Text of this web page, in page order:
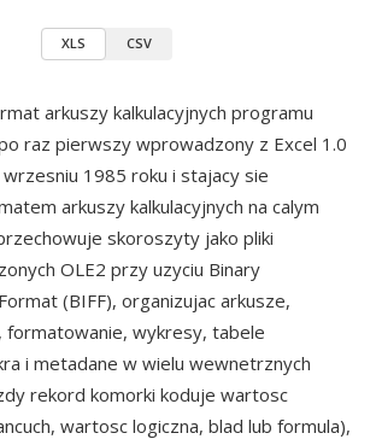
XLS CSV
arkuszy kalkulacyjnych programu
raz pierwszy wprowadzony z Excel 1.0
1985 roku i stajacy sie
arkuszy kalkulacyjnych na calym
skoroszyty jako pliki
OLE2 przy uzyciu Binary
(BIFF), organizujac arkusze,
formatowanie, wykresy, tabele
i metadane w wielu wewnetrznych
rekord komorki koduje wartosc
wartosc logiczna, blad lub formula),